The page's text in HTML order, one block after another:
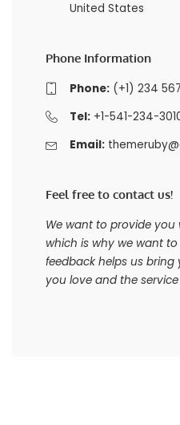
United States
Phone Information
Phone:(+1) 234
Tel:+1-541-234-
Email:
Feel free to contact us!
We want to provide you
which is why we want
feedback helps us
you love and the